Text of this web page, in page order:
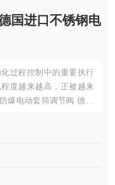
过程控制中的重要执行
度越来越高，正被越来
电动套筒调节阀 德国